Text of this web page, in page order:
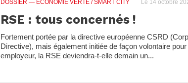
DOSSIER — ECONOMIE VERTE / SMART CITY Le 14 octobre
RSE : tous concernés !
Fortement portée par la directive européenne CSRD
Directive), mais également initiée de façon volontaire
employeur, la RSE deviendra-t-elle demain un...